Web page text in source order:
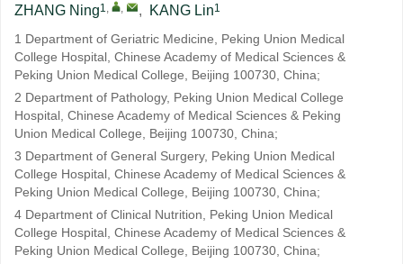
ZHANG Ning1, , , KANG Lin1
1 Department of Geriatric Medicine, Peking Union Medical
College Hospital, Chinese Academy of Medical Sciences &
Peking Union Medical College, Beijing 100730, China;
2 Department of Pathology, Peking Union Medical College
Hospital, Chinese Academy of Medical Sciences & Peking
Union Medical College, Beijing 100730, China;
3 Department of General Surgery, Peking Union Medical
College Hospital, Chinese Academy of Medical Sciences &
Peking Union Medical College, Beijing 100730, China;
4 Department of Clinical Nutrition, Peking Union Medical
College Hospital, Chinese Academy of Medical Sciences &
Peking Union Medical College, Beijing 100730, China;